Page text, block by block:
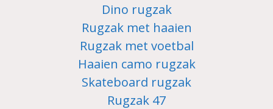
Dino rugzak
Rugzak met haaien
Rugzak met voetbal
Haaien camo rugzak
Skateboard rugzak
Rugzak 47